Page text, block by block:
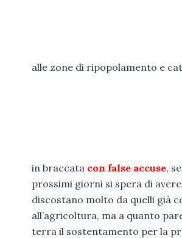
alle zone di ripopolamento e
in braccata con false accuse,
prossimi giorni si spera di
discostano molto da quelli già
all’agricoltura, ma a quanto
terra il sostentamento per la